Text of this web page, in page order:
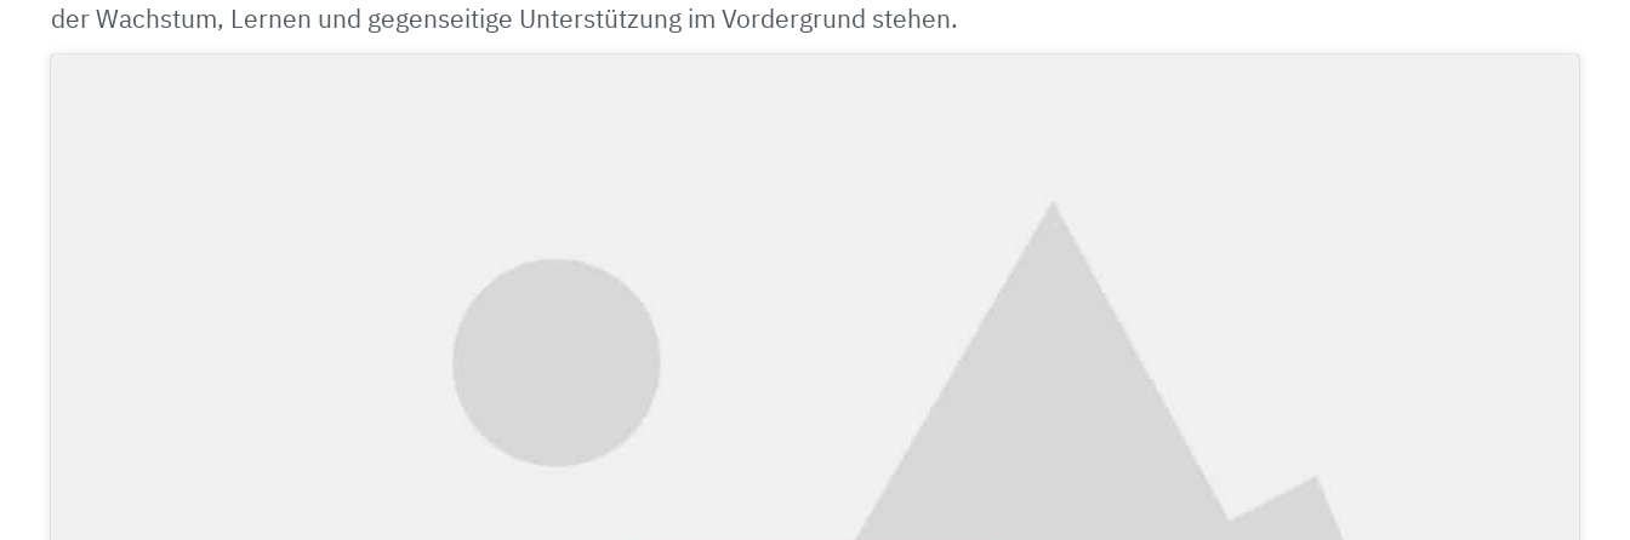
der Wachstum, Lernen und gegenseitige Unterstützung im Vordergrund stehen.